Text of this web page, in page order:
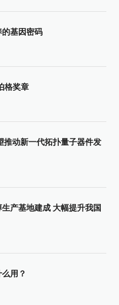
基因密码
格奖章
推动新一代拓扑量子器件发
产基地建成 大幅提升我国
用？